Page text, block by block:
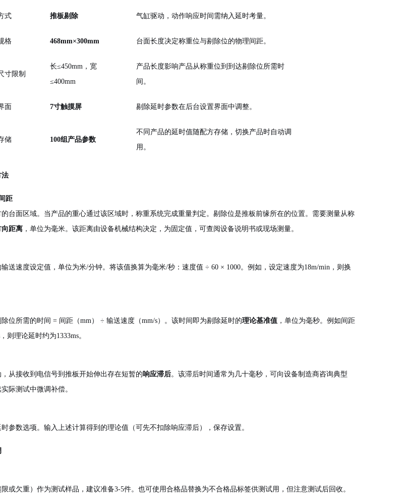
式 推板剔除 气缸驱动，动作响应时间需纳入延时考量。
格 468mm×300mm 台面长度决定称重位与剔除位的物理间距。
寸限制
长≤450mm，宽
≤400mm
产品长度影响产品从称重位到到达剔除位所需时
间。
面 7寸触摸屏 剔除延时参数在后台设置界面中调整。
储 100组产品参数
不同产品的延时值随配方存储，切换产品时自动调
用。
法
距
台面区域。当产品的重心通过该区域时，称重系统完成重量判定。剔除位是推板前缘所在的位置。需要测量从称
距离 ，单位为毫米。该距离由设备机械结构决定，为固定值，可查阅设备说明书或现场测量。
送速度设定值，单位为米/分钟。将该值换算为毫米/秒：速度值 ÷ 60 × 1000。例如，设定速度为18m/min，则换
位所需的时间 = 间距（mm） ÷ 输送速度（mm/s）。该时间即为剔除延时的理论基准值 ，单位为毫秒。例如间距
则理论延时约为1333ms。
从接收到电信号到推板开始伸出存在短暂的响应滞后。该滞后时间通常为几十毫秒，可向设备制造商咨询典型
际测试中微调补偿。
参数选项。输入上述计算得到的理论值（可先不扣除响应滞后），保存设置。
或欠重）作为测试样品，建议准备3-5件。也可使用合格品替换为不合格品标签供测试用，但注意测试后回收。